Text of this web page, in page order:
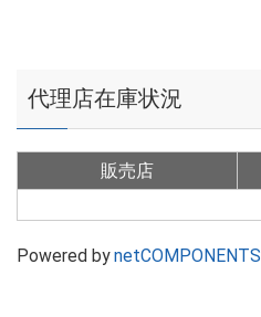
代理店在庫状況
販売店
Powered bynetCOMPONENTS